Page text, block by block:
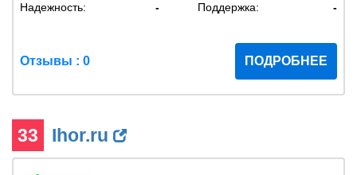
Надежность:
- Поддержка: -
Отзывы : 0 ПОДРОБНЕЕ
33 Ihor.ru